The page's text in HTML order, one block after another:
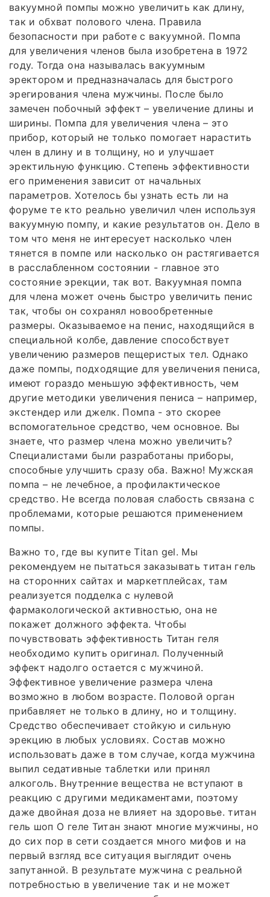
вакуумной помпы можно увеличить как длину,
так и обхват полового члена. Правила
безопасности при работе с вакуумной. Помпа
для увеличения членов была изобретена в 1972
году. Тогда она называлась вакуумным
эректором и предназначалась для быстрого
эрегирования члена мужчины. После было
замечен побочный эффект – увеличение длины и
ширины. Помпа для увеличения члена – это
прибор, который не только помогает нарастить
член в длину и в толщину, но и улучшает
эректильную функцию. Степень эффективности
его применения зависит от начальных
параметров. Хотелось бы узнать есть ли на
форуме те кто реально увеличил член используя
вакуумную помпу, и какие результатов он. Дело в
том что меня не интересует насколько член
тянется в помпе или насколько он растягивается
в расслабленном состоянии - главное это
состояние эрекции, так вот. Вакуумная помпа
для члена может очень быстро увеличить пенис
так, чтобы он сохранял новообретенные
размеры. Оказываемое на пенис, находящийся в
специальной колбе, давление способствует
увеличению размеров пещеристых тел. Однако
даже помпы, подходящие для увеличения пениса,
имеют гораздо меньшую эффективность, чем
другие методики увеличения пениса – например,
экстендер или джелк. Помпа - это скорее
вспомогательное средство, чем основное. Вы
знаете, что размер члена можно увеличить?
Специалистами были разработаны приборы,
способные улучшить сразу оба. Важно! Мужская
помпа – не лечебное, а профилактическое
средство. Не всегда половая слабость связана с
проблемами, которые решаются применением
помпы.
Важно то, где вы купите Titan gel. Мы
рекомендуем не пытаться заказывать титан гель
на сторонних сайтах и маркетплейсах, там
реализуется подделка с нулевой
фармакологической активностью, она не
покажет должного эффекта. Чтобы
почувствовать эффективность Титан геля
необходимо купить оригинал. Полученный
эффект надолго остается с мужчиной.
Эффективное увеличение размера члена
возможно в любом возрасте. Половой орган
прибавляет не только в длину, но и толщину.
Средство обеспечивает стойкую и сильную
эрекцию в любых условиях. Состав можно
использовать даже в том случае, когда мужчина
выпил седативные таблетки или принял
алкоголь. Внутренние вещества не вступают в
реакцию с другими медикаментами, поэтому
даже двойная доза не влияет на здоровье. титан
гель шоп О геле Титан знают многие мужчины, но
до сих пор в сети создается много мифов и на
первый взгляд все ситуация выглядит очень
запутанной. В результате мужчина с реальной
потребностью в увеличение так и не может